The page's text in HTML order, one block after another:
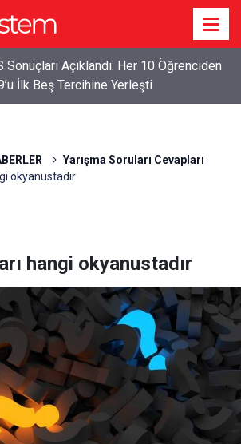
Sonuçları Açıklandı: Her 10 Öğrenciden
İlk Beş Tercihine Yerleşti
Yarışma Soruları Cevapları
okyanustadır
hangi okyanustadır